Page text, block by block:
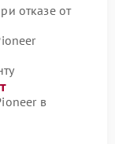
отказе от
в